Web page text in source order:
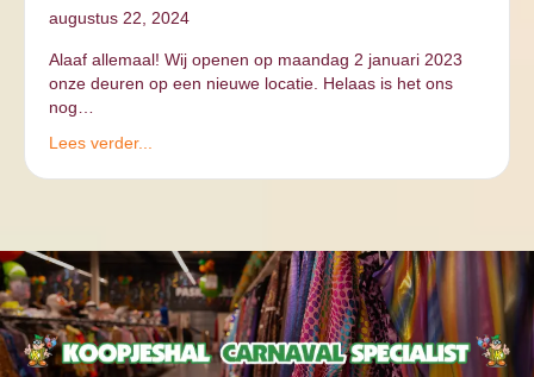
augustus 22, 2024
Alaaf allemaal! Wij openen op maandag 2 januari 2023
onze deuren op een nieuwe locatie. Helaas is het ons
nog…
Lees verder...